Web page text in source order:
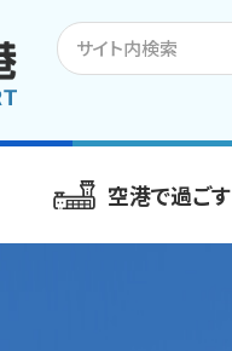
空港で過ごす